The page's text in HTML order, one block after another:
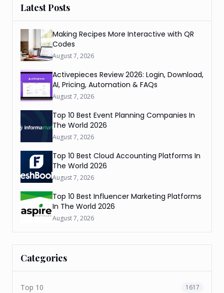
Latest Posts
Making Recipes More Interactive with QR
Codes
August 7, 2026
Activepieces Review 2026: Login, Download,
AI, Pricing, Automation & FAQs
August 7, 2026
Top 10 Best Event Planning Companies In
The World 2026
August 7, 2026
Top 10 Best Cloud Accounting Platforms In
The World 2026
August 7, 2026
Top 10 Best Influencer Marketing Platforms
In The World 2026
August 7, 2026
Categories
Top 10 1617